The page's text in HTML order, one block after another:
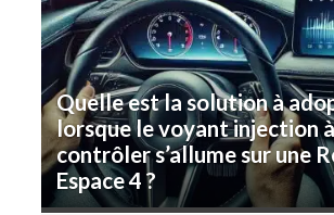
Quelle est la solution à
lorsque le voyant injection à
contrôler s’allume sur une
Espace 4 ?